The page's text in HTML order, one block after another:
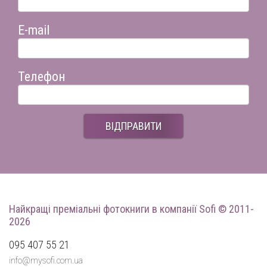
E-mail
Телефон
ВІДПРАВИТИ
Найкращі преміальні фотокниги в компанії Sofi © 2011-
2026
095 407 55 21
info@mysofi.com.ua